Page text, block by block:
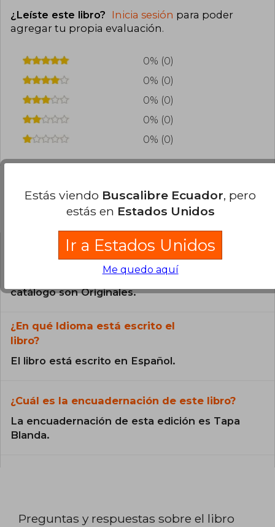
¿Leíste este libro? Inicia sesión para poder
agregar tu propia evaluación.
0% (0)
0% (0)
0% (0)
0% (0)
0% (0)
Preguntas frecuentes sobre el libro
¿El libro es original?
Todos los libros de nuestro
catálogo son Originales.
¿En qué Idioma está escrito el
libro?
El libro está escrito en Español.
¿Cuál es la encuadernación de este libro?
La encuadernación de esta edición es Tapa
Blanda.
Preguntas y respuestas sobre el libro
Estás viendo Buscalibre Ecuador, pero
estás en Estados Unidos
Ir a Estados Unidos
Me quedo aquí